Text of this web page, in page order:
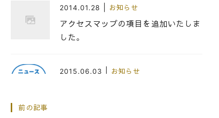
2014.01.28 お知らせ
アクセスマップの項目を追加いたしま
した。
2015.06.03 お知らせ
前の記事